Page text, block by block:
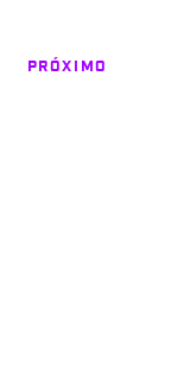
PRÓXIMO